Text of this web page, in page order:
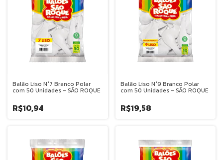
Balão Liso N°7 Branco Polar
com 50 Unidades - SÃO ROQUE
R$10,94
Balão Liso N°9 Branco Polar
com 50 Unidades - SÃO ROQUE
R$19,58